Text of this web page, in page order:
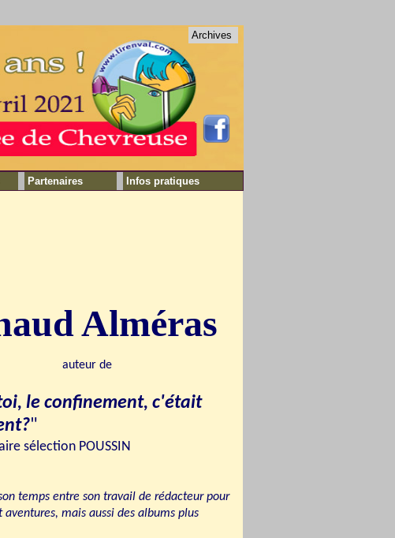
Alméras
auteur de
le confinement, c'était
"
sélection POUSSIN
temps entre son travail de rédacteur pour
mais aussi des albums plus
Partenaires Infos pratiques
Archives